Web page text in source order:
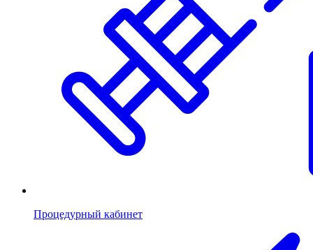
Процедурный кабинет